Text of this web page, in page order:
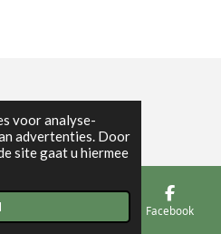
voor analyse-
advertenties. Door
site gaat u hiermee
Facebook